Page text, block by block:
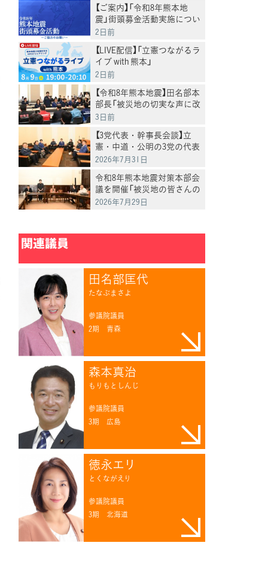
【ご案内】「令和8年熊本地
震」街頭募金活動実施につい
て
2日前
【LIVE配信】「立憲つながるラ
イブ with 熊本」
2日前
【令和8年熊本地震】田名部本
部長「被災地の切実な声に改
めて、必要な対応を」
3日前
【3党代表・幹事長会談】立
憲・中道・公明の3党の代表
と幹事長が会談
2026年7月31日
令和8年熊本地震対策本部会
議を開催「被災地の皆さんの
命を守る覚悟で対応」田名部
2026年7月29日
関連議員
田名部匡代
たなぶまさよ
参議院議員
2期 青森
森本真治
もりもとしんじ
参議院議員
3期 広島
徳永エリ
とくながえり
参議院議員
3期 北海道